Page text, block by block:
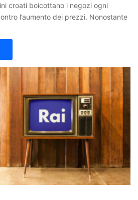
croati boicottano i negozi ogni
l’aumento dei prezzi. Nonostante